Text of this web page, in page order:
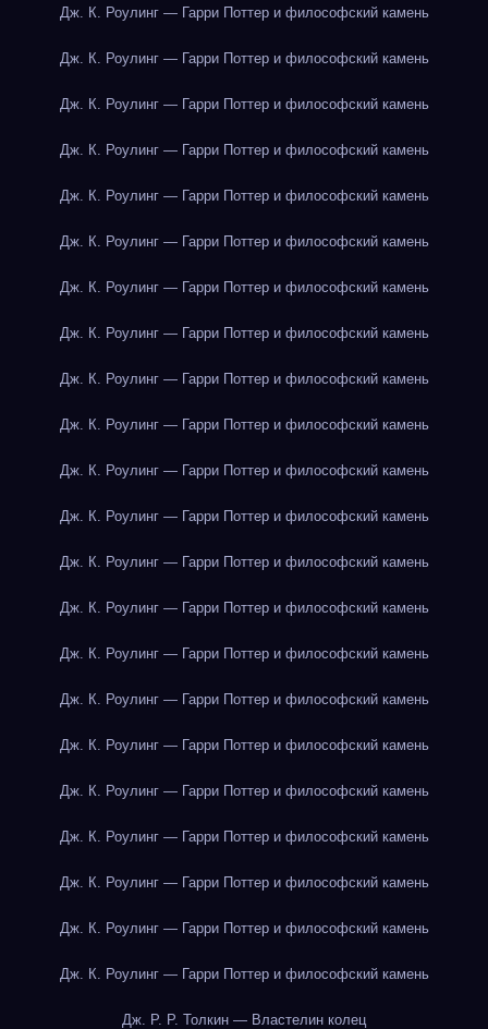
Дж. К. Роулинг — Гарри Поттер и философский камень
Дж. К. Роулинг — Гарри Поттер и философский камень
Дж. К. Роулинг — Гарри Поттер и философский камень
Дж. К. Роулинг — Гарри Поттер и философский камень
Дж. К. Роулинг — Гарри Поттер и философский камень
Дж. К. Роулинг — Гарри Поттер и философский камень
Дж. К. Роулинг — Гарри Поттер и философский камень
Дж. К. Роулинг — Гарри Поттер и философский камень
Дж. К. Роулинг — Гарри Поттер и философский камень
Дж. К. Роулинг — Гарри Поттер и философский камень
Дж. К. Роулинг — Гарри Поттер и философский камень
Дж. К. Роулинг — Гарри Поттер и философский камень
Дж. К. Роулинг — Гарри Поттер и философский камень
Дж. К. Роулинг — Гарри Поттер и философский камень
Дж. К. Роулинг — Гарри Поттер и философский камень
Дж. К. Роулинг — Гарри Поттер и философский камень
Дж. К. Роулинг — Гарри Поттер и философский камень
Дж. К. Роулинг — Гарри Поттер и философский камень
Дж. К. Роулинг — Гарри Поттер и философский камень
Дж. К. Роулинг — Гарри Поттер и философский камень
Дж. К. Роулинг — Гарри Поттер и философский камень
Дж. К. Роулинг — Гарри Поттер и философский камень
Дж. Р. Р. Толкин — Властелин колец